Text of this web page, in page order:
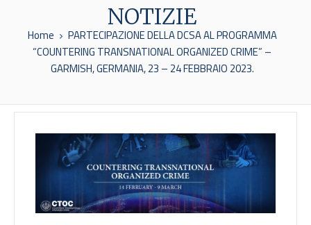
NOTIZIE
Home
PARTECIPAZIONE DELLA DCSA AL PROGRAMMA
“COUNTERING TRANSNATIONAL ORGANIZED CRIME” –
GARMISH, GERMANIA, 23 – 24 FEBBRAIO 2023.